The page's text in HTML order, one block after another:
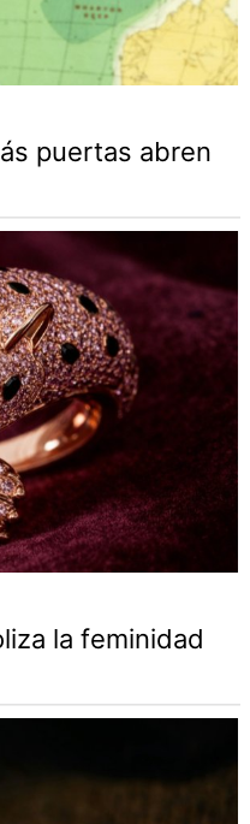
puertas abren
la feminidad